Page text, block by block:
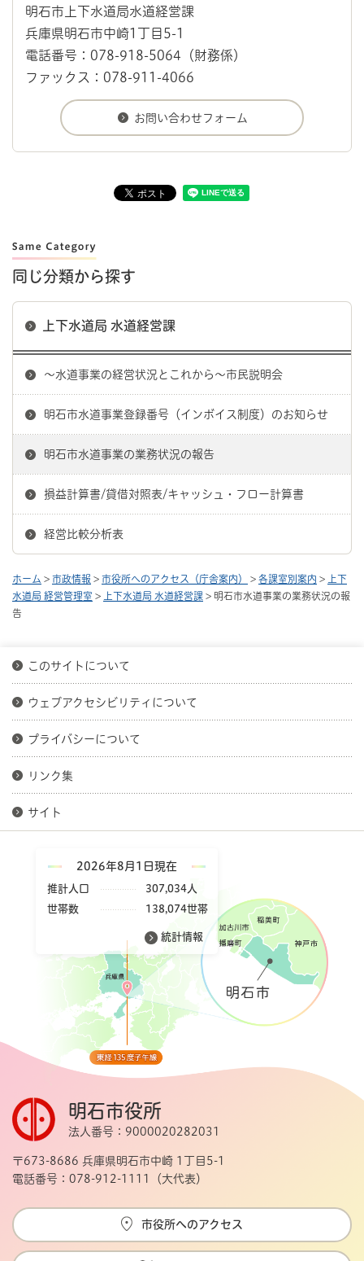
明石市上下水道局水道経営課
兵庫県明石市中崎1丁目5-1
電話番号：078-918-5064（財務係）
ファックス：078-911-4066
同じ分類から探す
上下水道局 水道経営課
～水道事業の経営状況とこれから～市民説明会
明石市水道事業登録番号（インボイス制度）のお知らせ
明石市水道事業の業務状況の報告
損益計算書/貸借対照表/キャッシュ・フロー計算書
経営比較分析表
ホーム > 市政情報 > 市役所へのアクセス（庁舎案内） > 各課室別案内 >
上下
水道局 経営管理室 > 上下水道局 水道経営課 > 明石市水道事業の業務状況の報
告
このサイトについて
ウェブアクセシビリティについて
プライバシーについて
リンク集
サイト
2026年8月1日現在
推計人口
307,034人
世帯数
138,074世帯
統計情報
明石市役所
法人番号：9000020282031
〒673-8686 兵庫県明石市中崎 1丁目5-1
電話番号：078-912-1111（大代表）
市役所へのアクセス